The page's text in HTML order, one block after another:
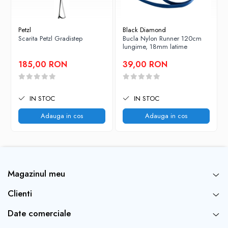
Petzl
Scarita Petzl Gradistep
185,00 RON
IN STOC
Adauga in cos
Black Diamond
Bucla Nylon Runner 120cm
lungime, 18mm latime
39,00 RON
IN STOC
Adauga in cos
Magazinul meu
Clienti
Date comerciale